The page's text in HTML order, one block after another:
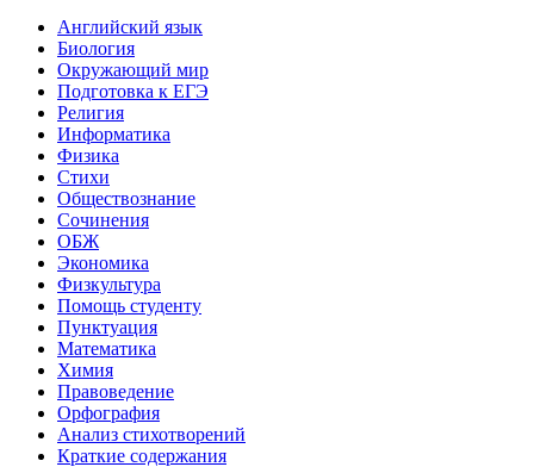
Английский язык
Биология
Окружающий мир
Подготовка к ЕГЭ
Религия
Информатика
Физика
Стихи
Обществознание
Сочинения
ОБЖ
Экономика
Физкультура
Помощь студенту
Пунктуация
Математика
Химия
Правоведение
Орфография
Анализ стихотворений
Краткие содержания